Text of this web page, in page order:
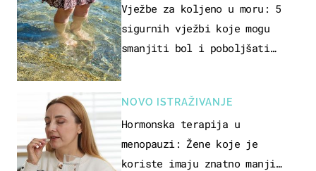
REKREACIJE
Vježbe za koljeno u moru: 5
sigurnih vježbi koje mogu
smanjiti bol i poboljšati
NOVO ISTRAŽIVANJE
Hormonska terapija u
menopauzi: Žene koje je
koriste imaju znatno manji